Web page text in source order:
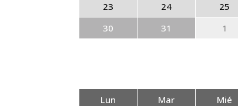
23
24 25
30
31 1
Lun Mar Mié